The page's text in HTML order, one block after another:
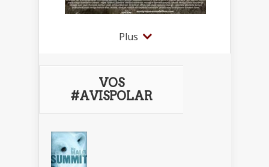
Plus
VOS
#AVISPOLAR